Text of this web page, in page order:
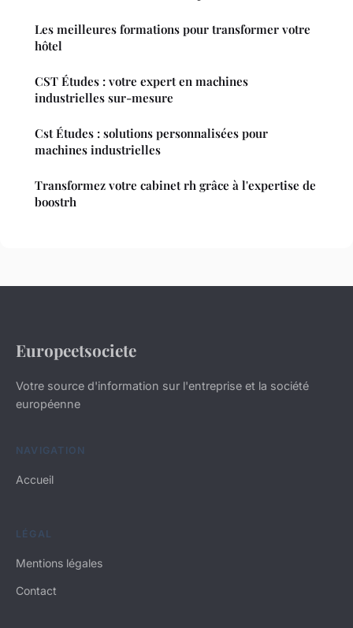
Les meilleures formations pour transformer votre
hôtel
CST Études : votre expert en machines
industrielles sur-mesure
Cst Études : solutions personnalisées pour
machines industrielles
Transformez votre cabinet rh grâce à l'expertise de
boostrh
Europeetsociete
Votre source d'information sur l'entreprise et la société
européenne
NAVIGATION
Accueil
LÉGAL
Mentions légales
Contact